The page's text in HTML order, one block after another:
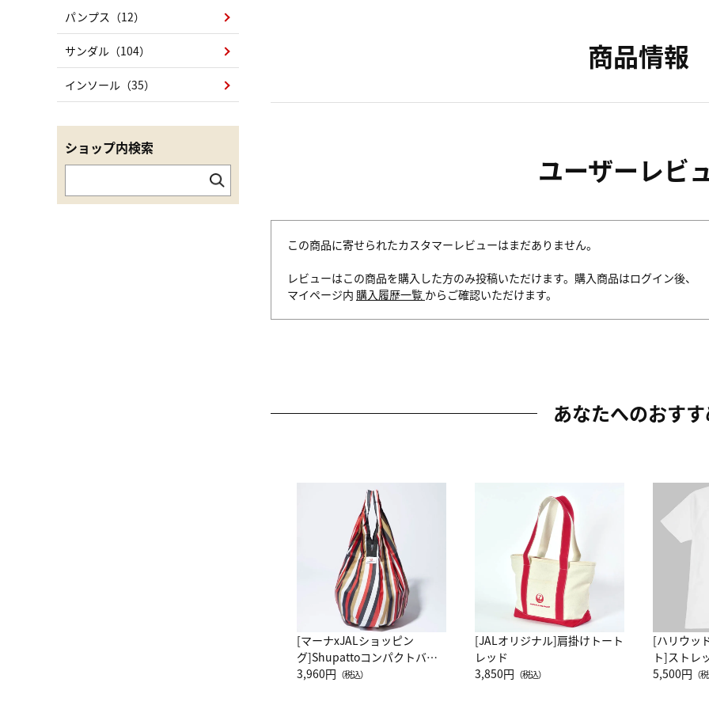
商品情報
ユーザーレビ
この商品に寄せられたカスタマーレビューはまだありません。
レビューはこの商品を購入した方のみ投稿いただけます。購入商品はログイン後、
マイページ内 購入履歴一覧 からご確認いただけます。
あなたへのおす
[マーナxJALショッピン
グ]Shupattoコンパクトバッ
グ Drop JAL客室乗務員
3,960円 （税込）
[JALオリジナル]肩掛けトート
レッド
3,850円 （税込）
[ハリウッ
ト]ストレ
ーネック
5,500円 （
パンプス（12）
サンダル（104）
インソール（35）
ショップ内検索